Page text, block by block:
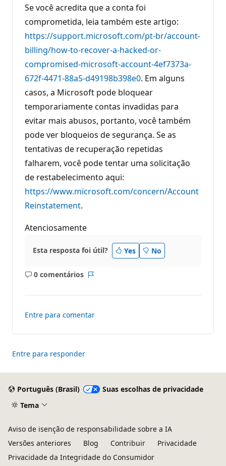
Se você acredita que a conta foi
comprometida, leia também este artigo:
https://support.microsoft.com/pt-br/account-
billing/how-to-recover-a-hacked-or-
compromised-microsoft-account-4ef7373a-
672f-4471-88a5-d49198b398e0. Em alguns
casos, a Microsoft pode bloquear
temporariamente contas invadidas para
evitar mais abusos, portanto, você também
pode ver bloqueios de segurança. Se as
tentativas de recuperação repetidas
falharem, você pode tentar uma solicitação
de restabelecimento aqui:
https://www.microsoft.com/concern/Account
Reinstatement.
Atenciosamente
Esta resposta foi útil? Yes No
0 comentários
Sem
Entre para comentar
Entre para responder
Português (Brasil)
Suas escolhas de privacidade
Tema
Aviso de isenção de responsabilidade sobre a IA
Versões anteriores
Blog Contribuir
Privacidade
Privacidade da Integridade do Consumidor